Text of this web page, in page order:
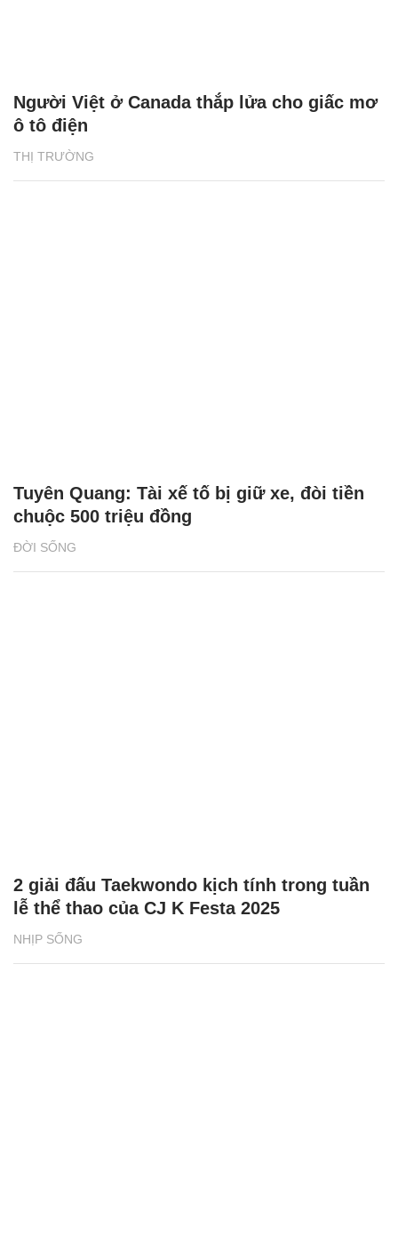
THỊ TRƯỜNG
Người Việt ở Canada thắp lửa cho giấc mơ
ô tô điện
ĐỜI SỐNG
Tuyên Quang: Tài xế tố bị giữ xe, đòi tiền
chuộc 500 triệu đồng
NHỊP SỐNG
2 giải đấu Taekwondo kịch tính trong tuần
lễ thể thao của CJ K Festa 2025